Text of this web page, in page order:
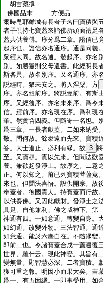
胡吉藏撰
佛國品末 方便品
爾時毘耶離城有長者子名曰寶積與
者子倶持七寶蓋來詣佛所頭面禮足
蓋共供養佛。序分爲二章。證信已
起序也。證信亦名通序。通是同義
衆經大同。故名通。發起序。亦名
別。如勝鬘則父母遣書。此經明長
斯各異。故名別序。又名通序。亦
説經時。猶未安之。將入涅槃。方
序。亦名經前序。將説經前。有斯
序。又經後序。亦名未來序。爲令
信。經前序。亦名現在序。爲利現
華。然實含四義。但隨寄一名也。
爲三章。一長者獻蓋。二如來納受
敬。問何故。餘衆遠而先來。寶積
答。大士進止。必利有縁。故 3
至。又寶積。實以先來。但聞法歡
養。兼欲起發淨土。故序之。二意
正。何以知之。前已列寶積菩薩竟
來也。但聞法喜悟。設供開宗。故
奉蓋者。彼國貴人。持寶蓋而行故
以供養佛。又因此獻財。發淨土之
具足。自他兼利。佛之威神下。第
神通有四。一如意通。轉變自身。
如幻通。改變外物。三法智通。通
如意通。能於六塵自在。不隨縁變
即前二也。令諸寶蓋合成一蓋遍覆
世界。羅什云。現此神變。其旨有
變無量。顯智慧必深。二者寶積。
獲可重之報。明因小而果大矣。吉
爲一。有五因縁。一即事受用。如